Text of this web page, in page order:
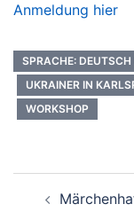
Anmeldung hier
SPRACHE:
UKRAINER IN
WORKSHOP